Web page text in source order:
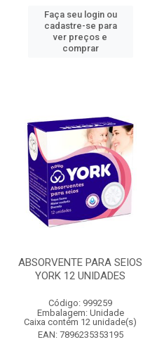
Faça seu login ou
cadastre-se para
ver preços e
comprar
ABSORVENTE PARA SEIOS
YORK 12 UNIDADES
Código: 999259
Embalagem: Unidade
Caixa contém 12 unidade(s)
EAN: 7896235353195